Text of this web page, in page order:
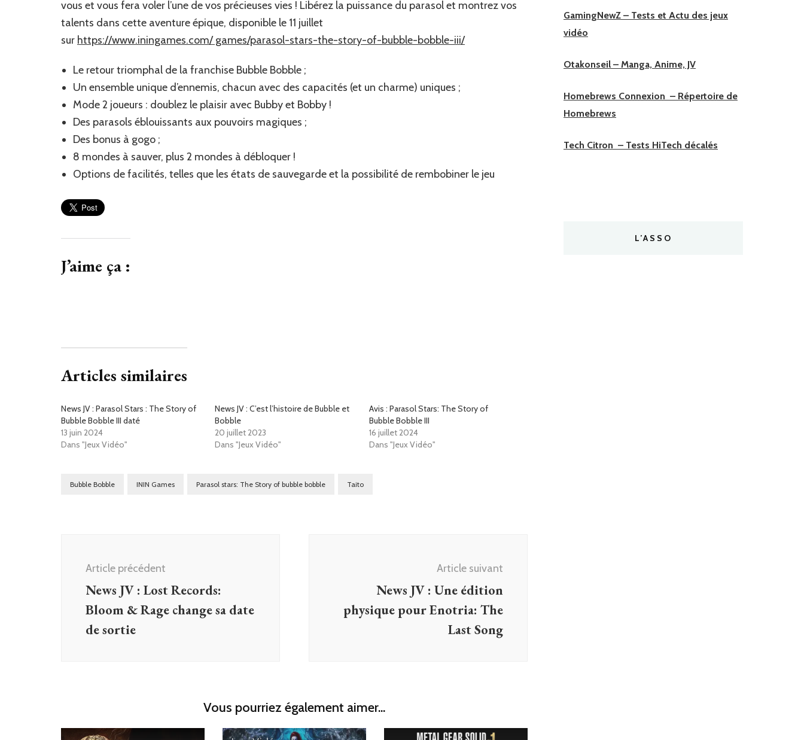
vous et vous fera voler l’une de vos précieuses vies ! Libérez la puissance du parasol et montrez vos
talents dans cette aventure épique, disponible le 11 juillet
sur https://www.iningames.com/ games/parasol-stars-the-story-of-bubble-bobble-iii/
Le retour triomphal de la franchise Bubble Bobble ;
Un ensemble unique d’ennemis, chacun avec des capacités (et un charme) uniques ;
Mode 2 joueurs : doublez le plaisir avec Bubby et Bobby !
Des parasols éblouissants aux pouvoirs magiques ;
Des bonus à gogo ;
8 mondes à sauver, plus 2 mondes à débloquer !
Options de facilités, telles que les états de sauvegarde et la possibilité de rembobiner le jeu
J’aime ça :
Articles similaires
News JV : Parasol Stars : The Story of
Bubble Bobble III daté
13 juin 2024
Dans "Jeux Vidéo"
News JV : C’est l’histoire de Bubble et
Bobble
20 juillet 2023
Dans "Jeux Vidéo"
Avis : Parasol Stars: The Story of
Bubble Bobble III
16 juillet 2024
Dans "Jeux Vidéo"
Bubble Bobble ININ Games Parasol stars: The Story of bubble bobble Taito
d'article
Article précédent
News JV : Lost Records:
Bloom & Rage change sa date
de sortie
Article suivant
News JV : Une édition
physique pour Enotria: The
Last Song
Vous pourriez également aimer...
GamingNewZ – Tests et Actu des jeux
vidéo
Otakonseil – Manga, Anime, JV
Homebrews Connexion – Répertoire de
Homebrews
Tech Citron – Tests HiTech décalés
L’ASSO